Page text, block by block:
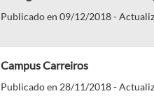
Publicado en 09/12/2018 -
Campus Carreiros
Publicado en 28/11/2018 -